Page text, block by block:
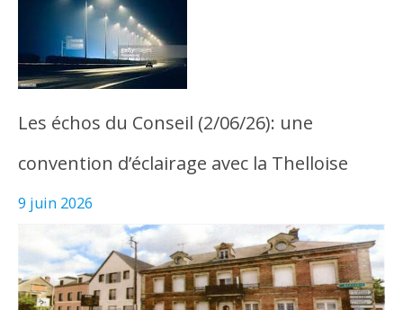
Les échos du Conseil (2/06/26): une
convention d’éclairage avec la Thelloise
9 juin 2026